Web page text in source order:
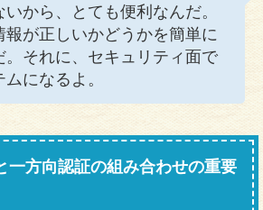
から、とても便利なんだ。
報が正しいかどうかを簡単に
。それに、セキュリティ面で
になるよ。
一方向認証の組み合わせの重要